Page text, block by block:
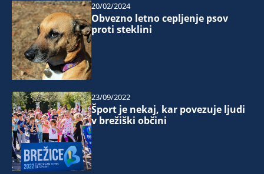
Obvezno letno cepljenje psov
proti steklini
20/02/2024
Šport je nekaj, kar povezuje ljudi
v brežiški občini
23/09/2022